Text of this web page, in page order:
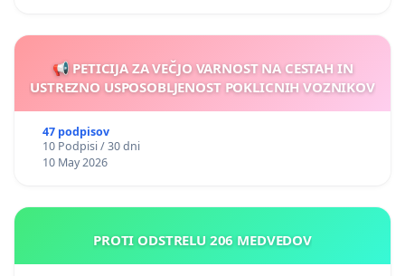
📢 PETICIJA ZA VEČJO VARNOST NA CESTAH IN
USTREZNO USPOSOBLJENOST POKLICNIH VOZNIKOV
47 podpisov
10 Podpisi / 30 dni
10 May 2026
PROTI ODSTRELU 206 MEDVEDOV